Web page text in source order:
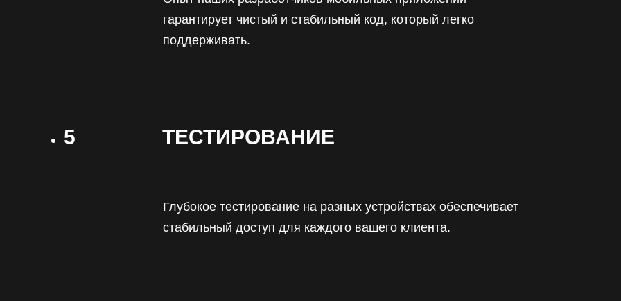
гарантирует чистый и стабильный код, который легко
поддерживать.
5 ТЕСТИРОВАНИЕ
Глубокое тестирование на разных устройствах обеспечивает
стабильный доступ для каждого вашего клиента.